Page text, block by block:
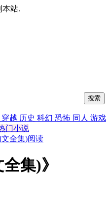
本站.
穿越 历史 科幻 恐怖 同人 游戏
门小说
文全集)阅读
集)》